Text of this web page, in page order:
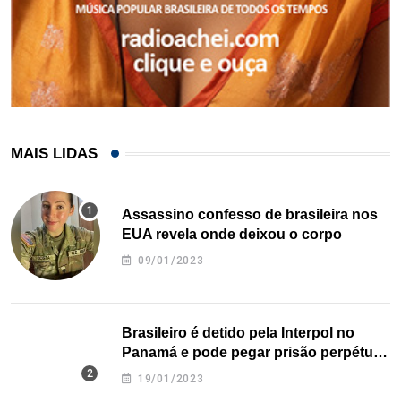
MAIS LIDAS
Assassino confesso de brasileira nos
EUA revela onde deixou o corpo
09/01/2023
Brasileiro é detido pela Interpol no
Panamá e pode pegar prisão perpétua
nos EUA
19/01/2023